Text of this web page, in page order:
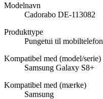
Modelnavn
Cadorabo DE-113082
Produkttype
Pungetui til mobiltelefon
Kompatibel med (model/serie)
Samsung Galaxy S8+
Kompatibel med (mærke)
Samsung